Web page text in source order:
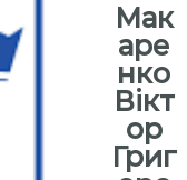
Мак
аре
нко
Вікт
ор
Григ